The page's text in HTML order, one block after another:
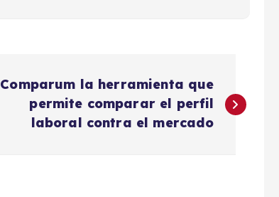
Comparum la herramienta que
permite comparar el perfil
laboral contra el mercado